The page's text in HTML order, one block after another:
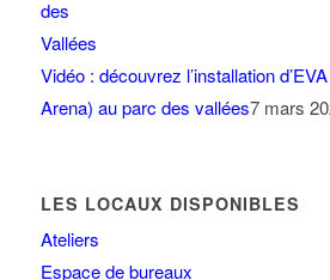
Vidéo : découvrez l’installation
Arena) au parc des vallées7 mars
LES LOCAUX DISPONIBLES
Ateliers
Espace de bureaux